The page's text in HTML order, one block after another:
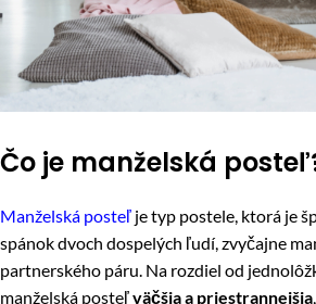
Čo je manželská
Manželská posteľ je typ postele, ktorá je
spánok dvoch dospelých ľudí, zvyčajne
partnerského páru. Na rozdiel od
manželská posteľväčšia a priestrannejšia